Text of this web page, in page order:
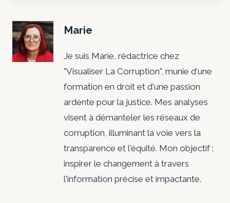
Marie
Je suis Marie, rédactrice chez
"Visualiser La Corruption", munie d'une
formation en droit et d'une passion
ardente pour la justice. Mes analyses
visent à démanteler les réseaux de
corruption, illuminant la voie vers la
transparence et l'équité. Mon objectif :
inspirer le changement à travers
l'information précise et impactante.